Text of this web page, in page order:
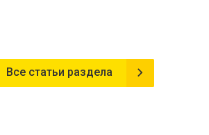
Все статьи раздела